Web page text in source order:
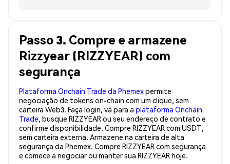
Passo 3. Compre e armazene
Rizzyear (RIZZYEAR) com
segurança
Plataforma Onchain Trade da Phemexpermite
negociação de tokens on-chain com um clique, sem
carteira Web3. Faça login, vá para a plataforma Onchain
Trade, busque RIZZYEAR ou seu endereço de contrato e
confirme disponibilidade. Compre RIZZYEAR com USDT,
sem carteira externa. Armazene na carteira de alta
segurança da Phemex. Compre RIZZYEAR com segurança
e comece a negociar ou manter sua RIZZYEAR hoje.